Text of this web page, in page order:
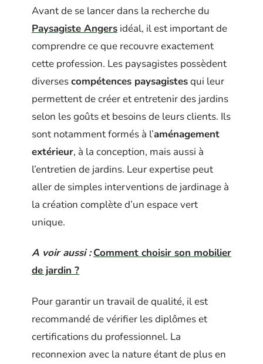
Avant de se lancer dans la recherche du
Paysagiste Angers idéal, il est important de
comprendre ce que recouvre exactement
cette profession. Les paysagistes possèdent
diversescompétences paysagistesqui leur
permettent de créer et entretenir des jardins
selon les goûts et besoins de leurs clients. Ils
sont notamment formés à l’aménagement
extérieur, à la conception, mais aussi à
l’entretien de jardins. Leur expertise peut
aller de simples interventions de jardinage à
la création complète d’un espace vert
unique.
A voir aussi : Comment choisir son mobilier
de jardin ?
Pour garantir un travail de qualité, il est
recommandé de vérifier les diplômes et
certifications du professionnel. La
reconnexion avec la nature étant de plus en